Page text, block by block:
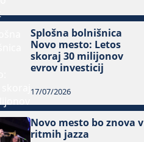
Splošna bolnišnica
Novo mesto: Letos
skoraj 30 milijonov
evrov investicij
17/07/2026
Novo mesto bo znova v
ritmih jazza